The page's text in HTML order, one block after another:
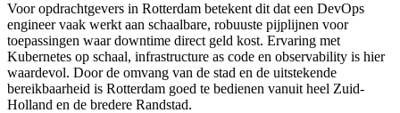
Voor opdrachtgevers in Rotterdam betekent dit dat een DevOps
engineer vaak werkt aan schaalbare, robuuste pijplijnen voor
toepassingen waar downtime direct geld kost. Ervaring met
Kubernetes op schaal, infrastructure as code en observability is hier
waardevol. Door de omvang van de stad en de uitstekende
bereikbaarheid is Rotterdam goed te bedienen vanuit heel Zuid-
Holland en de bredere Randstad.